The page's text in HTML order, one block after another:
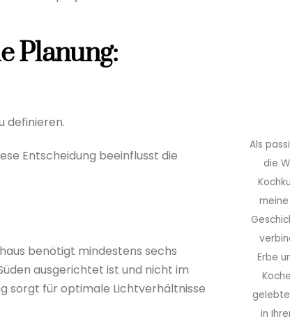
Planung:
definieren.
Entscheidung beeinflusst die
benötigt mindestens sechs
ausgerichtet ist und nicht im
sorgt für optimale Lichtverhältnisse
Als
die
Erbe
in